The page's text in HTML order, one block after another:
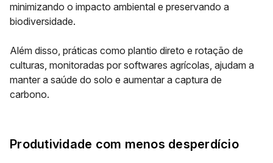
minimizando o impacto ambiental e preservando a
biodiversidade.
Além disso, práticas como plantio direto e rotação de
culturas, monitoradas por softwares agrícolas, ajudam a
manter a saúde do solo e aumentar a captura de
carbono.
Produtividade com menos desperdício